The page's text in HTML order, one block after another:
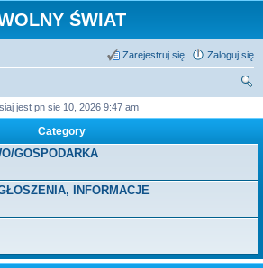
ŚWIAT
Zaloguj się
Zarejestruj się
jest pn sie 10, 2026 9:47 am
Category
GOSPODARKA
INFORMACJE